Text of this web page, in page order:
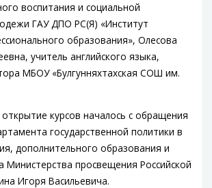
воспитания и социальной
ГАУ ДПО РС(Я) «Институт
образования», Олесова
учитель английского языка,
МБОУ «Булгунняхтахская СОШ им.
курсов началось с обращения
государственной политики в
дополнительного образования и
Министерства просвещения Российской
Игоря Васильевича.